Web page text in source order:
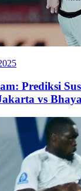
Prediksi
vs